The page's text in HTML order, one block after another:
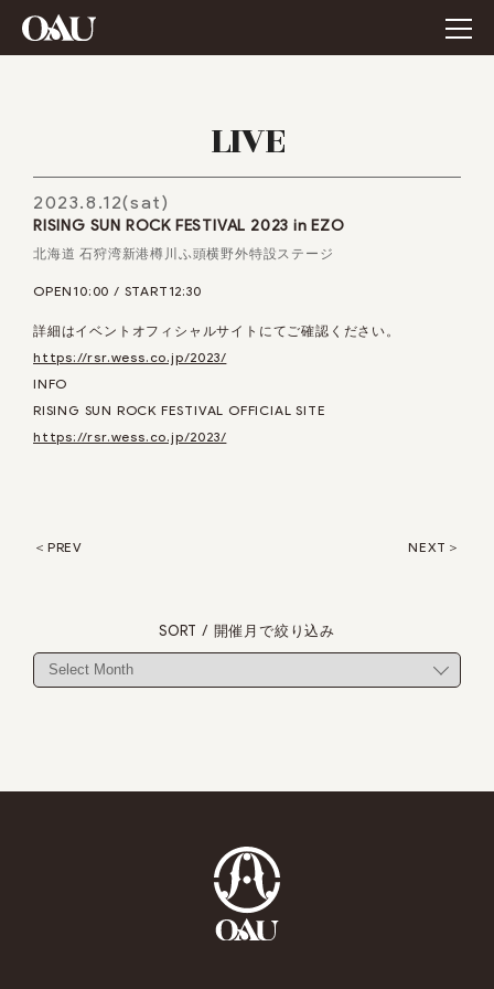
LIVE
2023.8.12(sat)
RISING SUN ROCK FESTIVAL 2023 in EZO
北海道 石狩湾新港樽川ふ頭横野外特設ステージ
OPEN10:00 / START12:30
詳細はイベントオフィシャルサイトにてご確認ください。
https://rsr.wess.co.jp/2023/
INFO
RISING SUN ROCK FESTIVAL OFFICIAL SITE
https://rsr.wess.co.jp/2023/
NEXT
PREV
SORT / 開催月で絞り込み